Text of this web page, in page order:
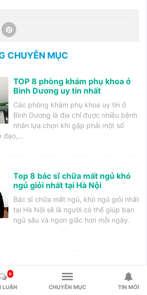
CHUYÊN MỤC
TOP 8 phòng khám phụ khoa ở
Bình Dương uy tín nhất
Các phòng khám phụ khoa uy tín ở
Bình Dương là địa chỉ được nhiều bệnh
nhân lựa chọn khi gặp phải một số
đạo,...
Top 8 bác sĩ chữa mất ngủ khó
ngủ giỏi nhất tại Hà Nội
Bác sĩ chữa mất ngủ, khó ngủ giỏi nhất
tại Hà Nội sẽ là người có thể giúp bạn
ngủ sâu và ngon giấc hơn mỗi ngày.
Top 9 bác sĩ chữa mất ngủ khó
ngủ có tiếng tại TPHCM
0
LUẬN CHUYÊN MỤC TIN MỚI